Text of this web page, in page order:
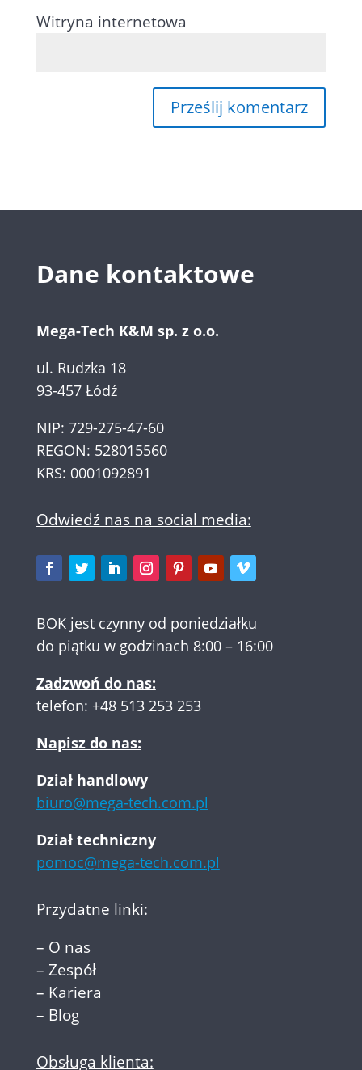
Witryna internetowa
Dane kontaktowe
Mega-Tech K&M sp. z o.o.
ul. Rudzka 18
93-457 Łódź
NIP: 729-275-47-60
REGON: 528015560
KRS: 0001092891
Odwiedź nas na social media:
BOK jest czynny od poniedziałku
do piątku w godzinach 8:00 – 16:00
Zadzwoń do nas:
telefon: +48 513 253 253
Napisz do nas:
Dział handlowy
biuro@mega-tech.com.pl
Dział techniczny
pomoc@mega-tech.com.pl
Przydatne linki:
– O nas
– Zespół
– Kariera
– Blog
Obsługa klienta: